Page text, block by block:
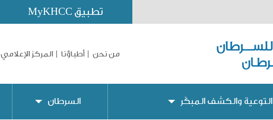
تطبيق MyKHCC
من نحن أطباؤنا المركز الإعلامي
التوعية والكشف المبكّر السرطان